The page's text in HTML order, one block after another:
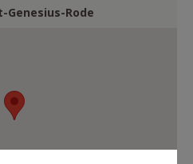
Genesius-Rode